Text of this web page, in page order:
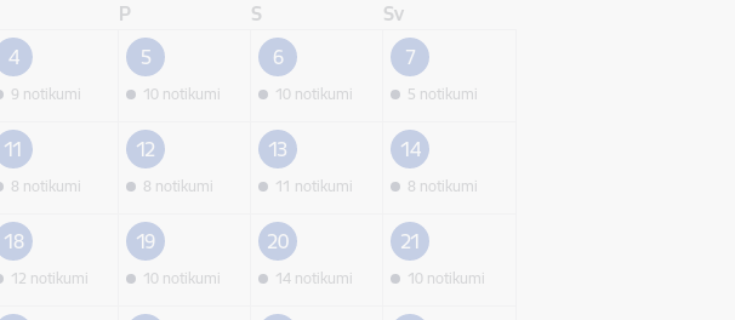
P S
Sv
4
9 notikumi
5
10 notikumi
6
10 notikumi
7
5 notikumi
11
8 notikumi
12
8 notikumi
13
11 notikumi
14
8 notikumi
18
12 notikumi
19
10 notikumi
20
14 notikumi
21
10 notikumi